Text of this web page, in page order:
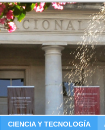
CIENCIA Y TECNOLOGÍA